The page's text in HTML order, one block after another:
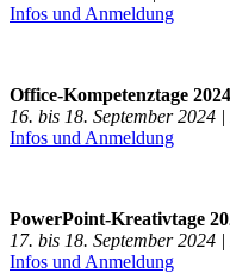
Infos und Anmeldung
Office-Kompetenztage 2024
16. bis 18. September 2024
Infos und Anmeldung
PowerPoint-Kreativtage
17. bis 18. September 2024
Infos und Anmeldung